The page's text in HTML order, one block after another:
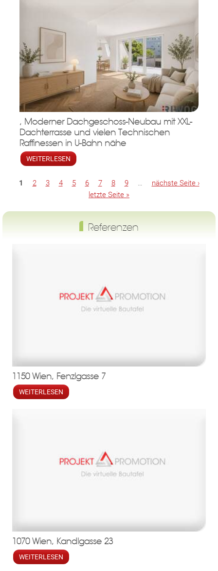
, Moderner Dachgeschoss-Neubau mit XXL-
Dachterrasse und vielen Technischen
Raffinessen in U-Bahn nähe
WEITERLESEN
1 2 3 4 5 6 7 8 9
nächste Seite ›
letzte Seite »
Referenzen
1150 Wien, Fenzlgasse 7
WEITERLESEN
1070 Wien, Kandlgasse 23
WEITERLESEN